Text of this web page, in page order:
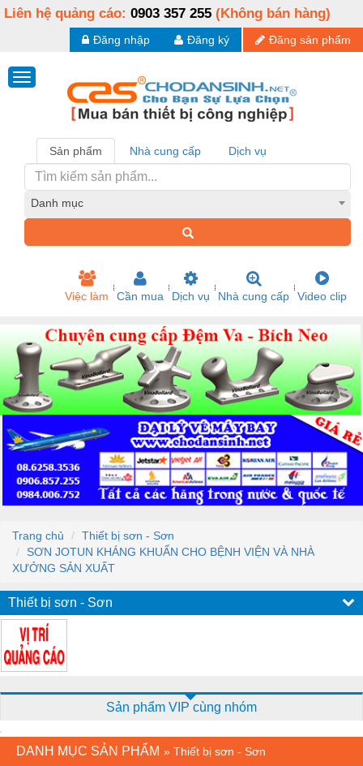
Liên hệ quảng cáo: 0903 357 255 (Không bán hàng)
Đăng sản phẩm
Đăng ký
Đăng nhập
Sản phẩm Nhà cung cấp Dịch vụ
Danh mục
Việc làm Cần mua Dịch vụ Nhà cung cấp Video clip
Trang chủ
Thiết bị sơn - Sơn
SƠN JOTUN KHÁNG KHUẨN CHO BỆNH VIỆN VÀ NHÀ
XƯỞNG SẢN XUẤT
Thiết bị sơn - Sơn
Sản phẩm VIP cùng nhóm
DANH MỤC SẢN PHẨM » Thiết bị sơn - Sơn